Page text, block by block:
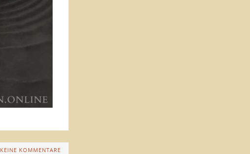
KEINE KOMMENTARE